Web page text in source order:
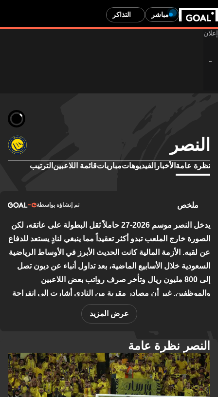
مباشر التذاكر
النصر
نظرة عامة الأخبار الفيديوهاتمبارياتقائمة اللاعبين الترتيب
ملخص تم إنشاؤه بواسطة
يدخل النصر موسم 2026-27 حاملاً ثقل البطولة على عاتقه، لكن
الصورة خارج الملعب تبدو أكثر تعقيداً مما ينبغي لنادٍ يستعد للدفاع
عن لقبه. الأزمة المالية كانت الحديث الأبرز في الأوساط الرياضية
السعودية خلال الأسابيع الماضية، بعد تداول أنباء عن ديون تصل
إلى 800 مليون ريال وتأخر صرف رواتب بعض اللاعبين
والموظفين. غير أن مصادر مقربة من النادي أشارت إلى انفراجة
في هذا الملف، إذ رُفع الحجر المالي عن الصفقات وأُعتمد عقد
متوسط الميدان البرتغالي سامو كوستا.
أغسطس أمام الفتح في الأول بارك. رونالدو يستعد لحفل زفافه
بعد خروج البرتغال من كأس العالم، ولا يُعرف موعد عودته، ما
يطرح تساؤلات جدية حول جاهزيته البدنية والفنية في بداية
عرض المزيد
النصر نظرة عامة